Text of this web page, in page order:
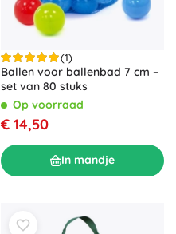
(1)
Ballen voor ballenbad 7 cm –
set van 80 stuks
Op voorraad
€ 14,50
In mandje